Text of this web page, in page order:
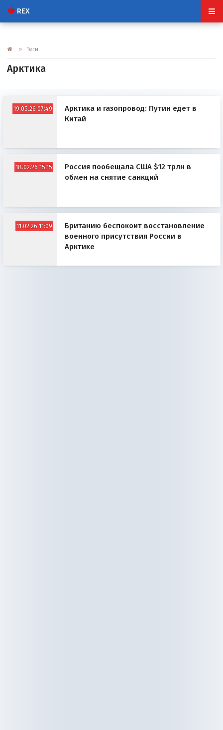
REX
» Теги
Арктика
19.05.26 07:49
Арктика и газопровод: Путин едет в
Китай
18.02.26 15:15
Россия пообещала США $12 трлн в
обмен на снятие санкций
11.02.26 11:09
Британию беспокоит восстановление
военного присутствия России в
Арктике